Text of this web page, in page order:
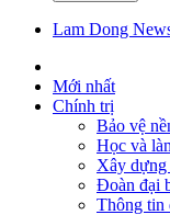
Lam Dong
Mới nhất
Chính trị
Bảo vệ
Học và
Xây
Đoàn đại
Thông tin